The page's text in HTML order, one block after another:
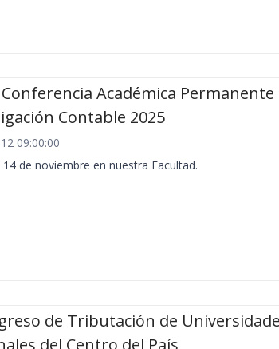
Conferencia Académica Permanente
Contable 2025
09:00:00
14 de noviembre en nuestra Facultad.
de Tributación de
del Centro del País